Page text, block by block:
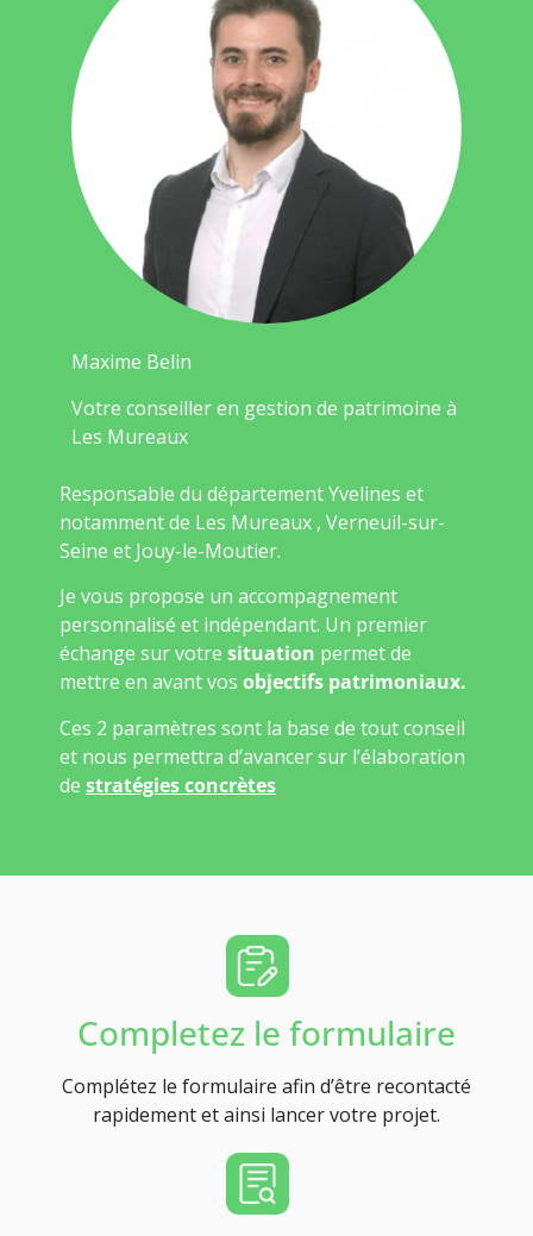
Maxime Belin
Votre conseiller en gestion de patrimoine à
Les Mureaux
Responsable du département Yvelines et
notamment de Les Mureaux , Verneuil-sur-
Seine et Jouy-le-Moutier.
Je vous propose un accompagnement
personnalisé et indépendant. Un premier
échange sur votre situation permet de
mettre en avant vos objectifs patrimoniaux.
Ces 2 paramètres sont la base de tout conseil
et nous permettra d’avancer sur l’élaboration
de stratégies concrètes
Completez le formulaire
Complétez le formulaire afin d’être recontacté
rapidement et ainsi lancer votre projet.